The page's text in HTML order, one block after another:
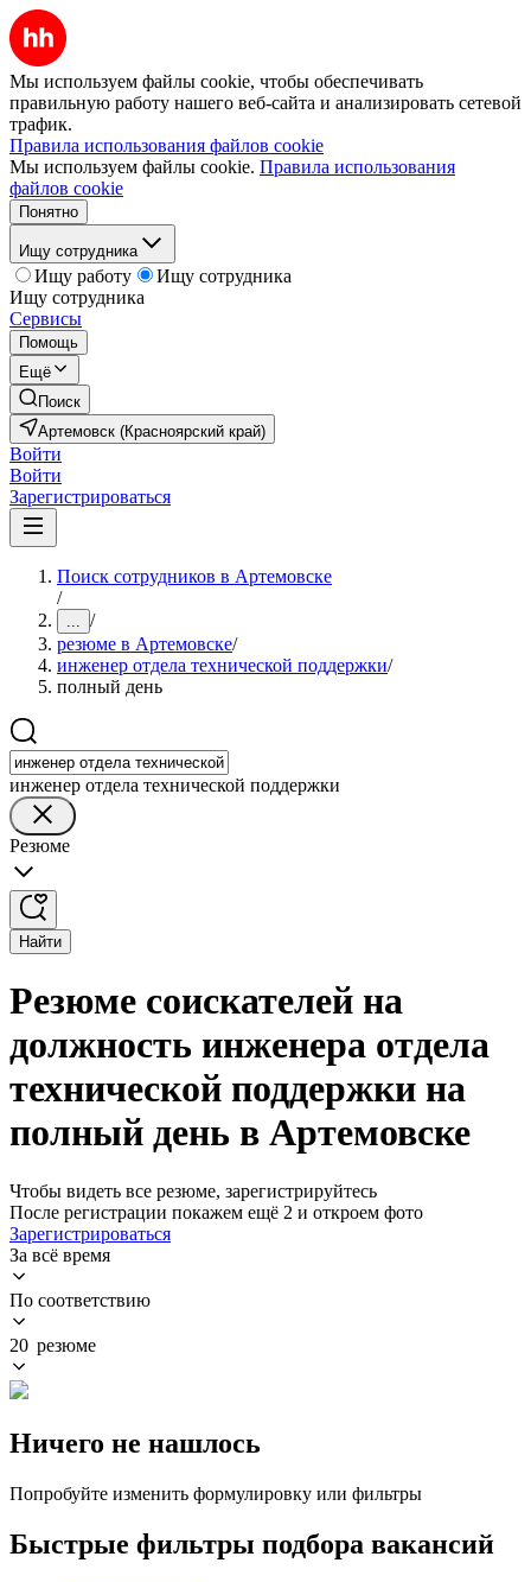
Мы используем файлы cookie, чтобы обеспечивать
правильную работу нашего веб-сайта и анализировать сетевой
трафик.
Правила использования файлов cookie
Мы используем файлы cookie. Правила использования
файлов cookie
Понятно
Ищу сотрудника
Ищу работу
Ищу сотрудника
Ищу сотрудника
Сервисы
Помощь
Ещё
Поиск
Артемовск (Красноярский край)
Войти
Войти
Зарегистрироваться
Поиск сотрудников в Артемовске
/
... /
резюме в Артемовске/
инженер отдела технической поддержки/
полный день
инженер отдела технической поддержки
Резюме
Найти
Резюме соискателей на
должность инженера отдела
технической поддержки на
полный день в Артемовске
Чтобы видеть все резюме, зарегистрируйтесь
После регистрации покажем ещё 2 и откроем фото
Зарегистрироваться
За всё время
По соответствию
20 резюме
Ничего не нашлось
Попробуйте изменить формулировку или фильтры
Быстрые фильтры подбора вакансий